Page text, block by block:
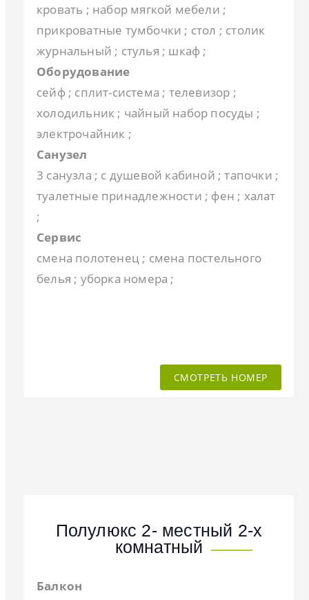
Пансионат Самшитовая Роща (Пицунда)
Комфорт 2-местный 1-комнатный
Люкс 2-местный 3-комнатный
Полулюкс 2- местный 2-х комнатный
Стандарт 2-местный 1-комнатный
кровать ; набор мягкой мебели ;
прикроватные тумбочки ; стол ; столик
журнальный ; стулья ; шкаф ;
Оборудование
сейф ; сплит-система ; телевизор ;
холодильник ; чайный набор посуды ;
электрочайник ;
Санузел
3 санузла ; с душевой кабиной ; тапочки ;
туалетные принадлежности ; фен ; халат
;
Сервис
смена полотенец ; смена постельного
белья ; уборка номера ;
СМОТРЕТЬ НОМЕР
Полулюкс 2- местный 2-х
комнатный
Балкон